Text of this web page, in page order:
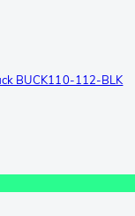
BUCK110-112-BLK